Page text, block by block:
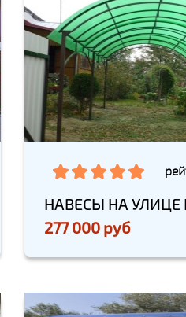
НАВЕСЫ НА УЛИЦЕ
277 000 руб